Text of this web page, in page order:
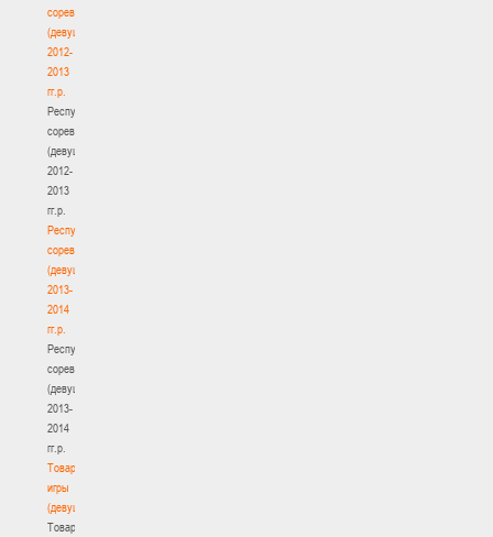
соревнования
(девушки)
2012-
2013
гг.р.
Республиканские
соревнования
(девушки)
2012-
2013
гг.р.
Республиканские
соревнования
(девушки)
2013-
2014
гг.р.
Республиканские
соревнования
(девушки)
2013-
2014
гг.р.
Товарищеские
игры
(девушки)
Товарищеские